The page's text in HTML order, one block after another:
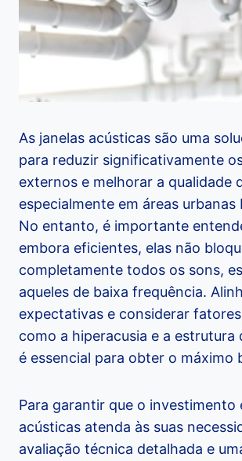
As janelas acústicas são uma
para reduzir significativamente
externos e melhorar a qualidade
especialmente em áreas urbanas
No entanto, é importante
embora eficientes, elas não
completamente todos os sons,
aqueles de baixa frequência.
expectativas e considerar
como a hiperacusia e a estrutura
é essencial para obter o máximo
Para garantir que o investimento
acústicas atenda às suas
avaliação técnica detalhada e